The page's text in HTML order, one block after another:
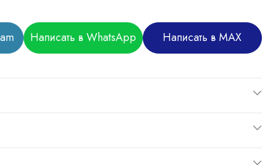
Написать в WhatsApp Написать в MAX